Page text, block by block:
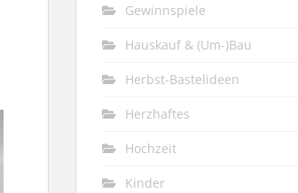
Gewinnspiele
Hauskauf & (Um-)Bau
Herbst-Bastelideen
Herzhaftes
Hochzeit
Kinder